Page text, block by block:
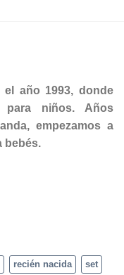
año 1993, donde
para niños. Años
empezamos a
bebés.
recién nacida set